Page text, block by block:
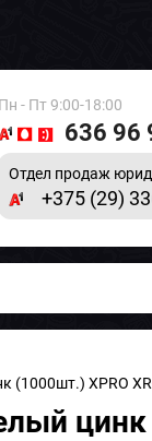
Пн - Пт 9:00-18:00
636 96
Отдел продаж
+375 (29)
(1000шт.) XPRO